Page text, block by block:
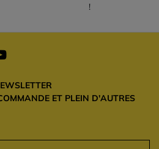
!
ET PLEIN D'AUTRES